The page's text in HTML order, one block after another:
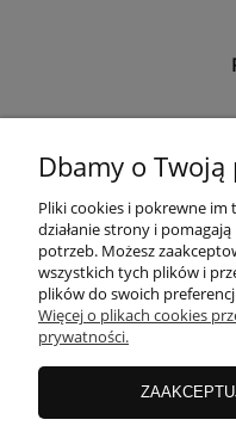
Dbamy o
Pliki cookies i pokrewne
działanie strony i
potrzeb. Możesz
wszystkich tych plików i
plików do swoich
Więcej o plikach cookies
prywatności.